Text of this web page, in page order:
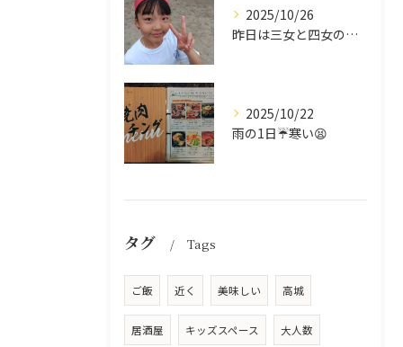
2025/10/26
昨日は三女と四女の運動会🥰
2025/10/22
雨の1日☔寒い😫
タグ Tags
ご飯 近く 美味しい 高城
居酒屋 キッズスペース 大人数